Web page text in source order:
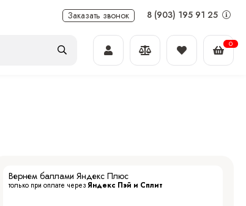
Заказать звонок 8 (903) 195 91 25
0
Вернем баллами Яндекс Плюс
только при оплате черезЯндекс Пэй и Сплит